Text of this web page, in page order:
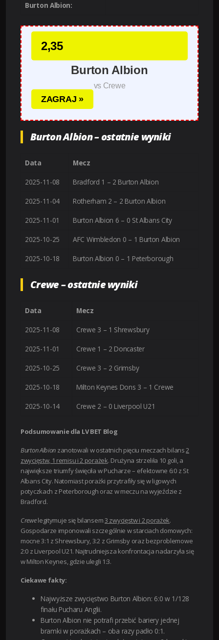
Burton Albion:
2,35
Burton Albion
vs Crewe
ZAGRAJ »
Burton Albion – ostatnie wyniki
Data Mecz
2025-11-08 Bradford 1 – 2 Burton Albion
2025-11-04 Rotherham 2 – 2 Burton Albion
2025-11-01 Burton Albion 6 – 0 St Albans City
2025-10-25 AFC Wimbledon 0 – 1 Burton Albion
2025-10-18 Burton Albion 0 – 1 Peterborough
Crewe – ostatnie wyniki
Data Mecz
2025-11-08 Crewe 3 – 1 Shrewsbury
2025-11-01 Crewe 1 – 2 Doncaster
2025-10-25 Crewe 3 – 2 Grimsby
2025-10-18 Milton Keynes Dons 3 – 1 Crewe
2025-10-14 Crewe 2 – 0 Liverpool U21
Podsumowanie dla LV BET Blog
Burton Albion zanotowali w ostatnich pięciu meczach bilans2
zwycięstw, 1 remisu i 2 porażek. Drużyna strzeliła 10 goli, a
największe triumfy święciła w Pucharze – efektowne 6:0 z St
Albans City. Natomiast porażki przytrafiły się w ligowych
potyczkach z Peterborough oraz w meczu na wyjeździe z
Bradford.
Crewelegitymuje się bilansem3 zwycięstw i 2 porażek.
Gospodarze imponowali szczególnie w starciach domowych:
mocne 3:1 z Shrewsbury, 3:2 z Grimsby oraz bezproblemowe
2:0 z Liverpool U21. Najtrudniejsza konfrontacja nadarzyła się
w Milton Keynes, gdzie ulegli 1:3.
Ciekawe fakty:
Najwyższe zwycięstwo Burton Albion: 6:0 w 1/128
finału Pucharu Anglii.
Burton Albion nie potrafi przebić bariery jednej
bramki w porażkach – oba razy padło 0:1.